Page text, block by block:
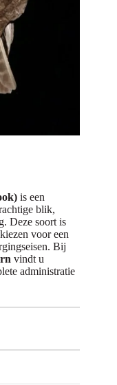
is een
blik,
Deze soort is
voor een
Bij
vindt u
administratie